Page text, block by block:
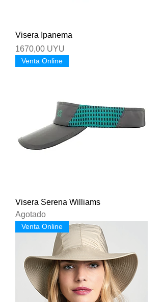
Visera Ipanema
Precio
1670,00 UYU
Venta Online
Visera Serena Williams
Agotado
Venta Online